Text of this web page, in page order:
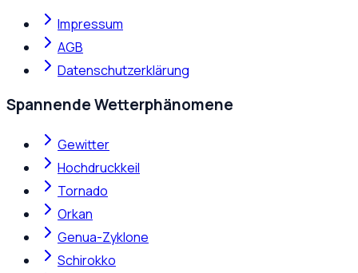
Impressum
AGB
Datenschutzerklärung
Spannende Wetterphänomene
Gewitter
Hochdruckkeil
Tornado
Orkan
Genua-Zyklone
Schirokko